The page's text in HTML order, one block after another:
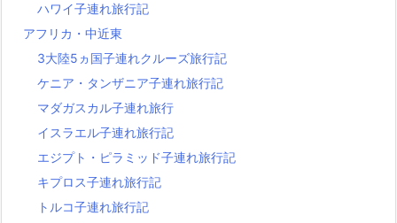
ハワイ子連れ旅行記
アフリカ・中近東
3大陸5ヵ国子連れクルーズ旅行記
ケニア・タンザニア子連れ旅行記
マダガスカル子連れ旅行
イスラエル子連れ旅行記
エジプト・ピラミッド子連れ旅行記
キプロス子連れ旅行記
トルコ子連れ旅行記